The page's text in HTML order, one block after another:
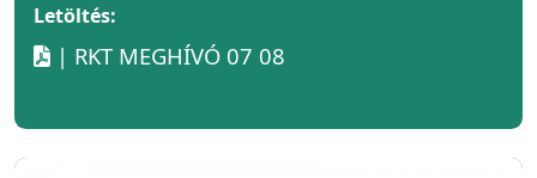
Letöltés:
| RKT MEGHÍVÓ 07 08